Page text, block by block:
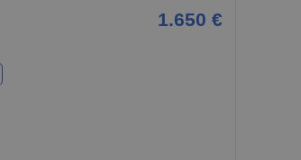
1.650 €